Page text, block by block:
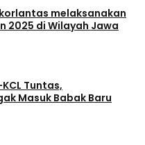
melaksanakan
2025 di Wilayah Jawa
Tuntas,
Masuk Babak Baru